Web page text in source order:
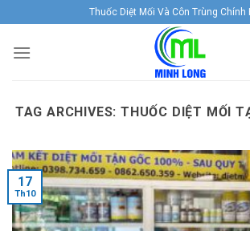
to
content
Thuốc Diệt Mối Và Côn Trùng Chính
TAG ARCHIVES: THUỐC DIỆT MỐI
17
Th10